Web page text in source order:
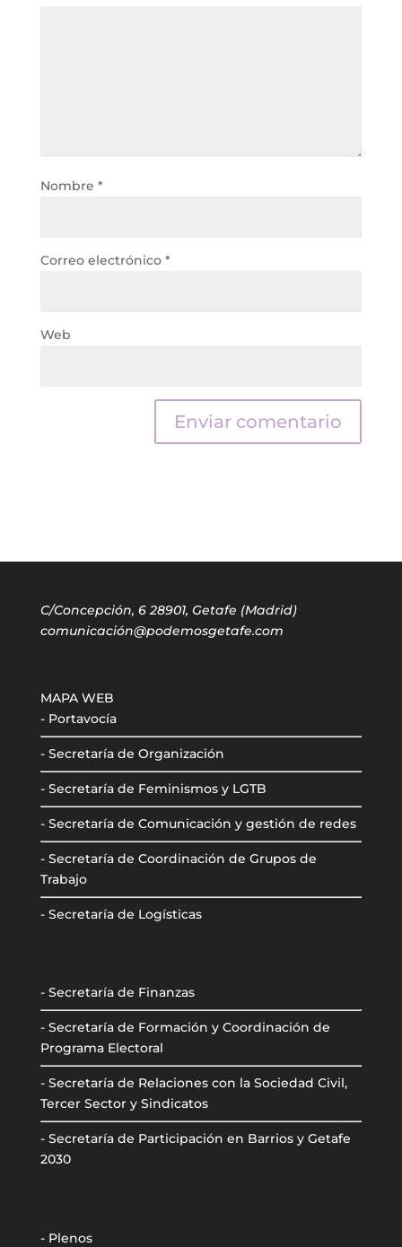
Nombre *
Correo electrónico *
Web
C/Concepción, 6 28901, Getafe (Madrid)
comunicación@podemosgetafe.com
MAPA WEB
- Portavocía
- Secretaría de Organización
- Secretaría de Feminismos y LGTB
- Secretaría de Comunicación y gestión de redes
- Secretaría de Coordinación de Grupos de
Trabajo
- Secretaría de Logísticas
- Secretaría de Finanzas
- Secretaría de Formación y Coordinación de
Programa Electoral
- Secretaría de Relaciones con la Sociedad Civil,
Tercer Sector y Sindicatos
- Secretaría de Participación en Barrios y Getafe
2030
- Plenos